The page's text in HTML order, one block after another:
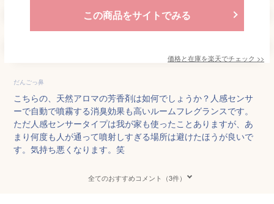
この商品をサイトでみる
価格と在庫を楽天でチェック >>
だんごっ鼻
こちらの、天然アロマの芳香剤は如何でしょうか？人感センサ
ーで自動で噴霧する消臭効果も高いルームフレグランスです。
ただ人感センサータイプは我が家も使ったことありますが、あ
まり何度も人が通って噴射しすぎる場所は避けたほうが良いで
す。気持ち悪くなります。笑
全てのおすすめコメント（3件）